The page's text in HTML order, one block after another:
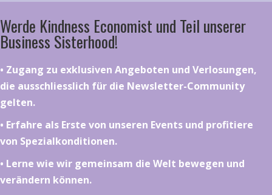
Werde Kindness Economist und Teil unserer
Business Sisterhood!
•⁠ ⁠⁠Zugang zu exklusiven Angeboten und Verlosungen,
die ausschliesslich für die Newsletter-Community
gelten.
•⁠ ⁠⁠Erfahre als Erste von unseren Events und profitiere
von Spezialkonditionen.
•⁠ ⁠⁠Lerne wie wir gemeinsam die Welt bewegen und
verändern können.